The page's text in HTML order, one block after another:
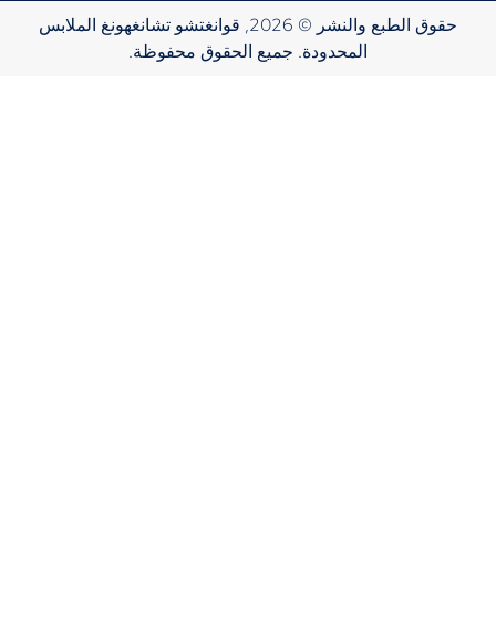
حقوق الطبع والنشر © 2026, قوانغتشو تشانغهونغ الملابس
المحدودة. جميع الحقوق محفوظة.